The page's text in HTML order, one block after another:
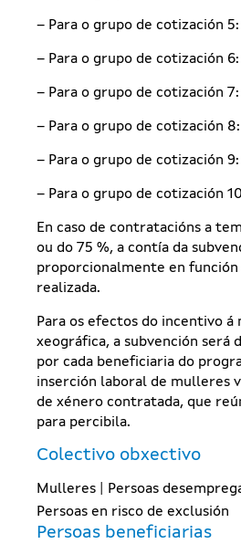
– Para o grupo de cotización
– Para o grupo de cotización
– Para o grupo de cotización
– Para o grupo de cotización
– Para o grupo de cotización
– Para o grupo de cotización
En caso de contratacións a
ou do 75 %, a contía da
proporcionalmente en función
realizada.
Para os efectos do incentivo á
xeográfica, a subvención será
por cada beneficiaria do
inserción laboral de mulleres
de xénero contratada, que
para percibila.
Colectivo obxectivo
Mulleres Persoas
Persoas en risco de exclusión
Persoas beneficiarias